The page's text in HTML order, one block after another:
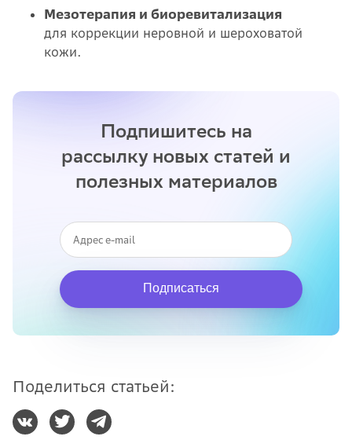
Мезотерапия и биоревитализация
для коррекции неровной и шероховатой
кожи.
Подпишитесь на
рассылку новых статей и
полезных материалов
Подписаться
Поделиться статьей: